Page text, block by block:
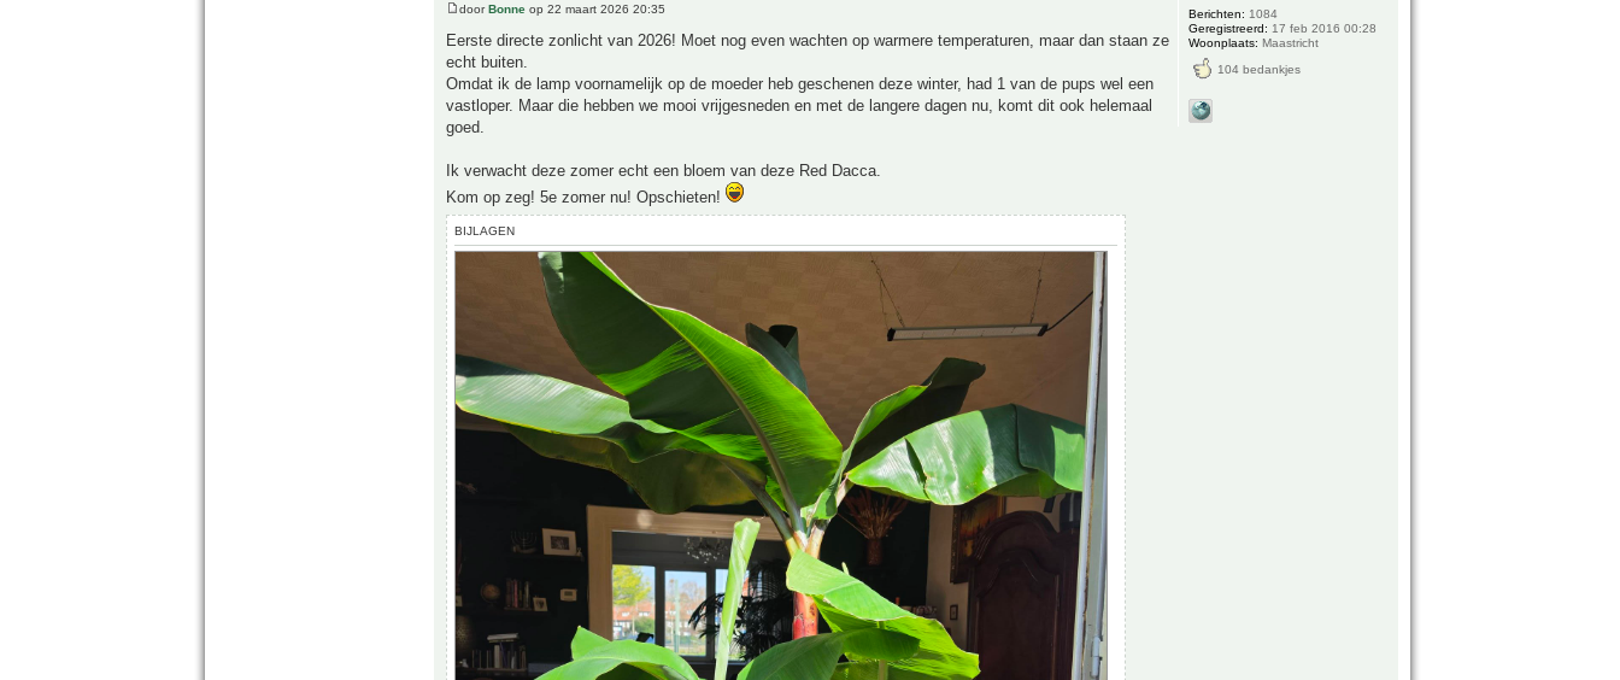
doorBonne op 22 maart 2026 20:35
Eerste directe zonlicht van 2026! Moet nog even wachten op warmere temperaturen, maar dan staan ze
echt buiten.
Omdat ik de lamp voornamelijk op de moeder heb geschenen deze winter, had 1 van de pups wel een
vastloper. Maar die hebben we mooi vrijgesneden en met de langere dagen nu, komt dit ook helemaal
goed.
Ik verwacht deze zomer echt een bloem van deze Red Dacca.
Kom op zeg! 5e zomer nu! Opschieten!
BIJLAGEN
Berichten: 1084
Geregistreerd: 17 feb 2016 00:28
Woonplaats: Maastricht
104 bedankjes